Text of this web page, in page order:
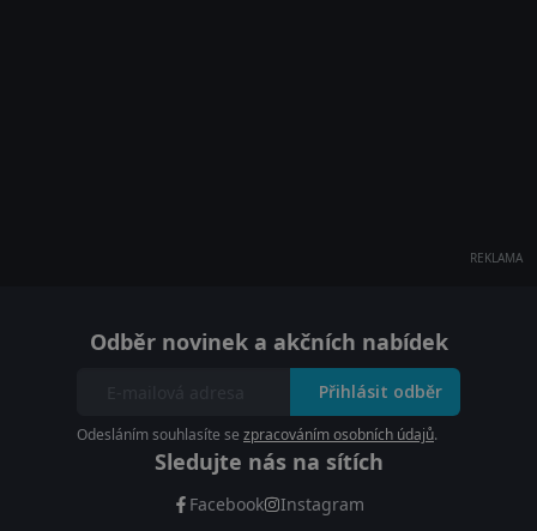
REKLAMA
Odběr novinek a akčních nabídek
Přihlásit odběr
Odesláním souhlasíte se zpracováním osobních údajů.
Sledujte nás na sítích
Facebook Instagram